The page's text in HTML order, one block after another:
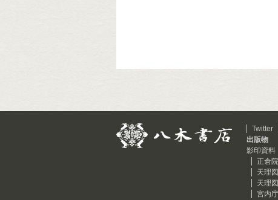
Twitter
出版物
影印資料
正倉
天理
天理
宮内